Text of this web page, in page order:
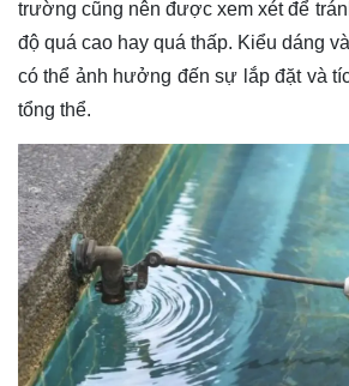
trường cũng nên được xem xét để
độ quá cao hay quá thấp. Kiểu dáng
có thể ảnh hưởng đến sự lắp đặt và
tổng thể.